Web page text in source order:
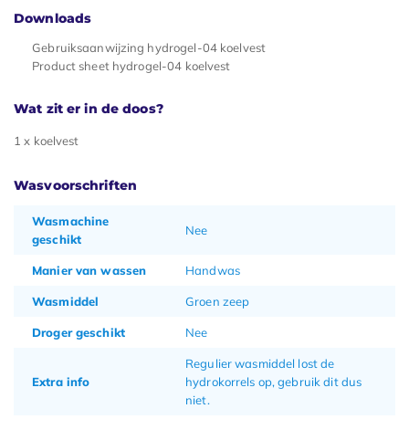
Downloads
Gebruiksaanwijzing hydrogel-04 koelvest
Product sheet hydrogel-04 koelvest
Wat zit er in de doos?
1 x koelvest
Wasvoorschriften
Wasmachine
geschikt
Nee
Manier van wassen Handwas
Wasmiddel Groen zeep
Droger geschikt Nee
Extra info
Regulier wasmiddel lost de
hydrokorrels op, gebruik dit dus
niet.